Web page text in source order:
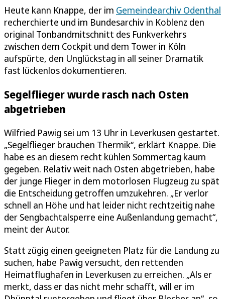
Heute kann Knappe, der im Gemeindearchiv Odenthal
recherchierte und im Bundesarchiv in Koblenz den
original Tonbandmitschnitt des Funkverkehrs
zwischen dem Cockpit und dem Tower in Köln
aufspürte, den Unglückstag in all seiner Dramatik
fast lückenlos dokumentieren.
Segelflieger wurde rasch nach Osten
abgetrieben
Wilfried Pawig sei um 13 Uhr in Leverkusen gestartet.
„Segelflieger brauchen Thermik“, erklärt Knappe. Die
habe es an diesem recht kühlen Sommertag kaum
gegeben. Relativ weit nach Osten abgetrieben, habe
der junge Flieger in dem motorlosen Flugzeug zu spät
die Entscheidung getroffen umzukehren. „Er verlor
schnell an Höhe und hat leider nicht rechtzeitig nahe
der Sengbachtalsperre eine Außenlandung gemacht“,
meint der Autor.
Statt zügig einen geeigneten Platz für die Landung zu
suchen, habe Pawig versucht, den rettenden
Heimatflughafen in Leverkusen zu erreichen. „Als er
merkt, dass er das nicht mehr schafft, will er im